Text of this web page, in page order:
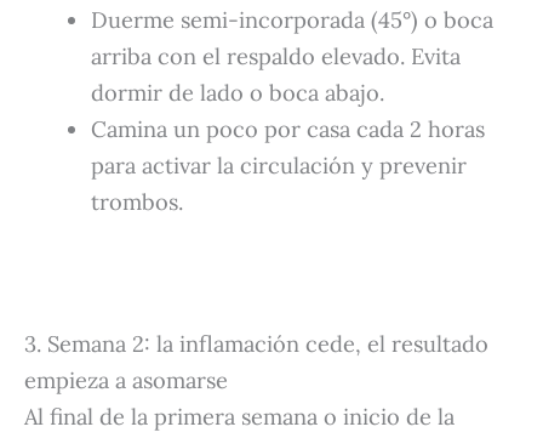
Duerme semi-incorporada (45°) o boca
arriba con el respaldo elevado. Evita
dormir de lado o boca abajo.
Camina un poco por casa cada 2 horas
para activar la circulación y prevenir
trombos.
3. Semana 2: la inflamación cede, el resultado
empieza a asomarse
Al final de la primera semana o inicio de la